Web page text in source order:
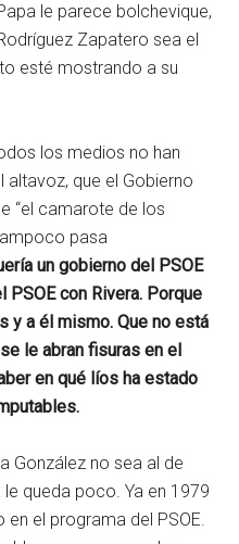
le parece bolchevique,
Zapatero sea el
esté mostrando a su
los medios no han
que el Gobierno
“el camarote de los
pasa
un gobierno del PSOE
con Rivera. Porque
y a él mismo. Que no está
le abran fisuras en el
en qué líos ha estado
González no sea al de
queda poco. Ya en 1979
el programa del PSOE.